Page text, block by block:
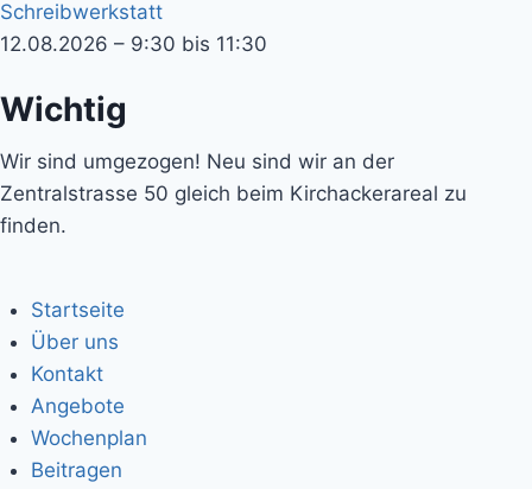
Schreibwerkstatt
12.08.2026 – 9:30 bis 11:30
Wichtig
Wir sind umgezogen! Neu sind wir an der
Zentralstrasse 50 gleich beim Kirchackerareal zu
finden.
Startseite
Über uns
Kontakt
Angebote
Wochenplan
Beitragen